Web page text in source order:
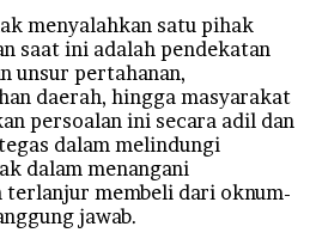
menyalahkan satu pihak
saat ini adalah pendekatan
unsur pertahanan,
daerah, hingga masyarakat
persoalan ini secara adil dan
dalam melindungi
dalam menangani
terlanjur membeli dari oknum-
jawab.